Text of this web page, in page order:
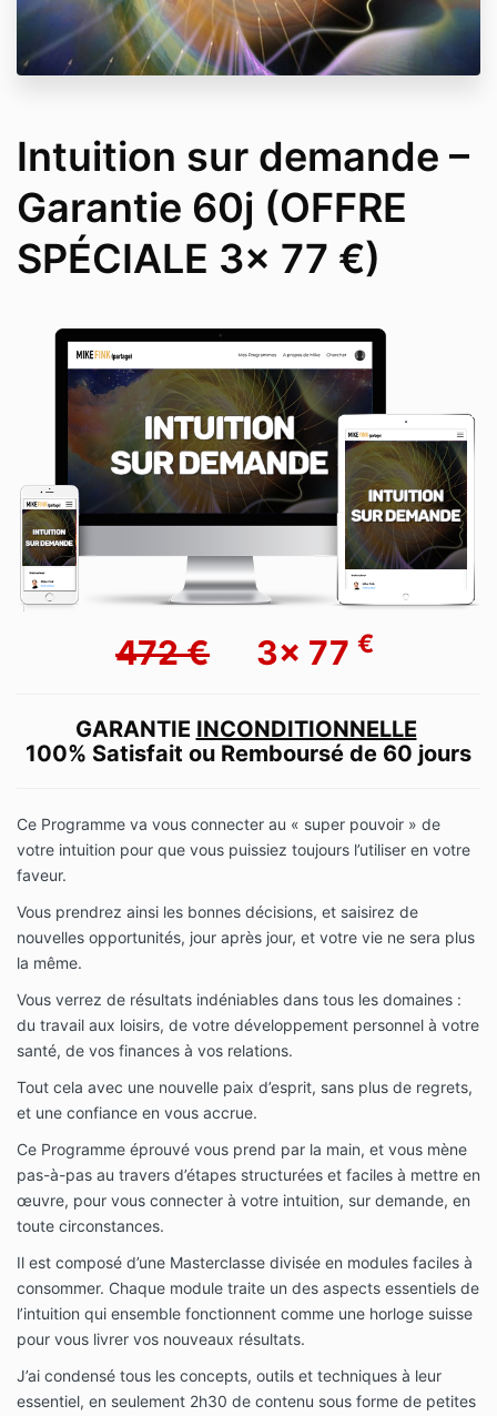
Intuition sur demande –
Garantie 60j (OFFRE
SPÉCIALE 3x 77 €)
472 € 3x 77 €
GARANTIE INCONDITIONNELLE
100% Satisfait ou Remboursé de 60 jours
Ce Programme va vous connecter au « super pouvoir » de
votre intuition pour que vous puissiez toujours l’utiliser en votre
faveur.
Vous prendrez ainsi les bonnes décisions, et saisirez de
nouvelles opportunités, jour après jour, et votre vie ne sera plus
la même.
Vous verrez de résultats indéniables dans tous les domaines :
du travail aux loisirs, de votre développement personnel à votre
santé, de vos finances à vos relations.
Tout cela avec une nouvelle paix d’esprit, sans plus de regrets,
et une confiance en vous accrue.
Ce Programme éprouvé vous prend par la main, et vous mène
pas-à-pas au travers d’étapes structurées et faciles à mettre en
œuvre, pour vous connecter à votre intuition, sur demande, en
toute circonstances.
Il est composé d’une Masterclasse divisée en modules faciles à
consommer. Chaque module traite un des aspects essentiels de
l’intuition qui ensemble fonctionnent comme une horloge suisse
pour vous livrer vos nouveaux résultats.
J’ai condensé tous les concepts, outils et techniques à leur
essentiel, en seulement 2h30 de contenu sous forme de petites